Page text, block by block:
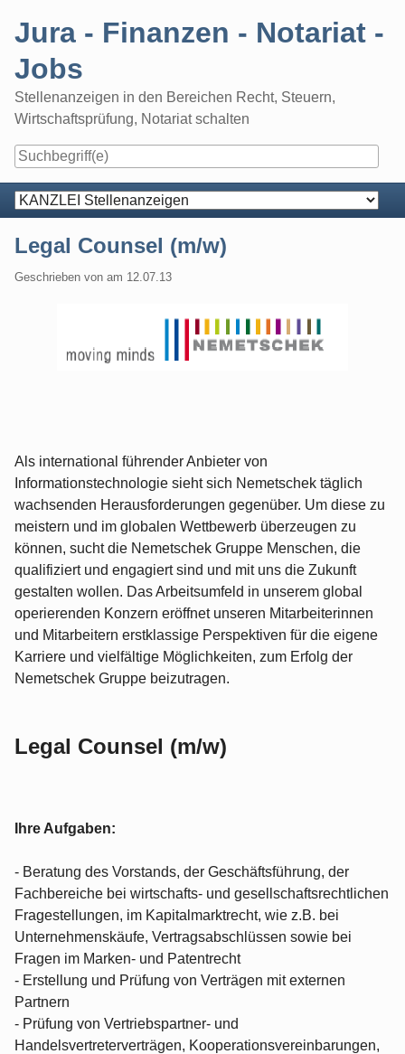
Jura - Finanzen - Notariat -
Jobs
Stellenanzeigen in den Bereichen Recht, Steuern,
Wirtschaftsprüfung, Notariat schalten
Navigation
Legal Counsel (m/w)
Geschrieben von am 12.07.13
Als international führender Anbieter von
Informationstechnologie sieht sich Nemetschek täglich
wachsenden Herausforderungen gegenüber. Um diese zu
meistern und im globalen Wettbewerb überzeugen zu
können, sucht die Nemetschek Gruppe Menschen, die
qualifiziert und engagiert sind und mit uns die Zukunft
gestalten wollen. Das Arbeitsumfeld in unserem global
operierenden Konzern eröffnet unseren Mitarbeiterinnen
und Mitarbeitern erstklassige Perspektiven für die eigene
Karriere und vielfältige Möglichkeiten, zum Erfolg der
Nemetschek Gruppe beizutragen.
Legal Counsel (m/w)
Ihre Aufgaben:
- Beratung des Vorstands, der Geschäftsführung, der
Fachbereiche bei wirtschafts- und gesellschaftsrechtlichen
Fragestellungen, im Kapitalmarktrecht, wie z.B. bei
Unternehmenskäufe, Vertragsabschlüssen sowie bei
Fragen im Marken- und Patentrecht
- Erstellung und Prüfung von Verträgen mit externen
Partnern
- Prüfung von Vertriebspartner- und
Handelsvertreterverträgen, Kooperationsvereinbarungen,